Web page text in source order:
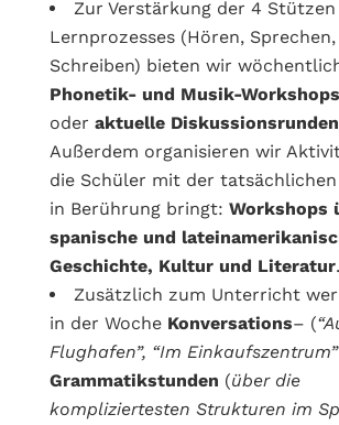
Zur Verstärkung der 4 Stützen
Lernprozesses (Hören,
Schreiben) bieten wir
Phonetik- und Musik-
oder aktuelle Diskussionsrunden
Außerdem organisieren wir
die Schüler mit der
in Berührung bringt: Workshops
spanische und
Geschichte, Kultur und Literatur.
Zusätzlich zum Unterricht
in der Woche Konversations– (
Flughafen”, “Im
Grammatikstunden (über die
kompliziertesten Strukturen im